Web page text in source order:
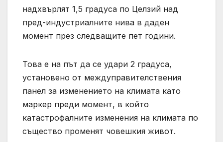
надхвърлят 1,5 градуса по Целзий над
пред-индустриалните нива в даден
момент през следващите пет години.
Това е на път да се удари 2 градуса,
установено от междуправителствения
панел за изменението на климата като
маркер преди момент, в който
катастрофалните изменения на климата по
същество променят човешкия живот.